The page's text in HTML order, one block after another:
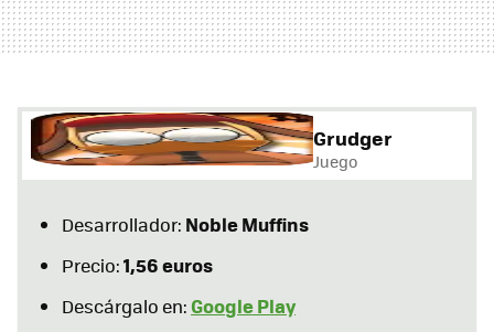
Grudger
Juego
Desarrollador: Noble Muffins
Precio:1,56 euros
Descárgalo en: Google Play